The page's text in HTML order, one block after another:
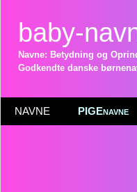
baby-
Navne: Betydning og
Godkendte danske
NAVNE PIGEnavne